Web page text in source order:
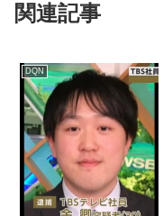
関連記事
DQN